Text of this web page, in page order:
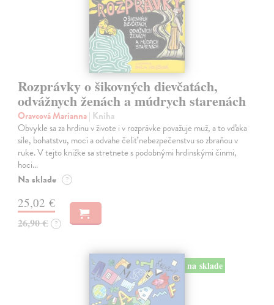
Rozprávky o šikovných dievčatách,
odvážnych ženách a múdrych starenách
Oravcová Marianna| Kniha
Obvykle sa za hrdinu v živote i v rozprávke považuje muž, a to vďaka
sile, bohatstvu, moci a odvahe čeliť nebezpečenstvu so zbraňou v
ruke. V tejto knižke sa stretnete s podobnými hrdinskými činmi,
hoci…
Na sklade ?
25,02 €
26,90 € ?
na sklade